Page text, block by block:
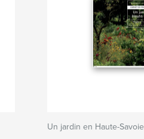
Un jardin en Haute-Savoie